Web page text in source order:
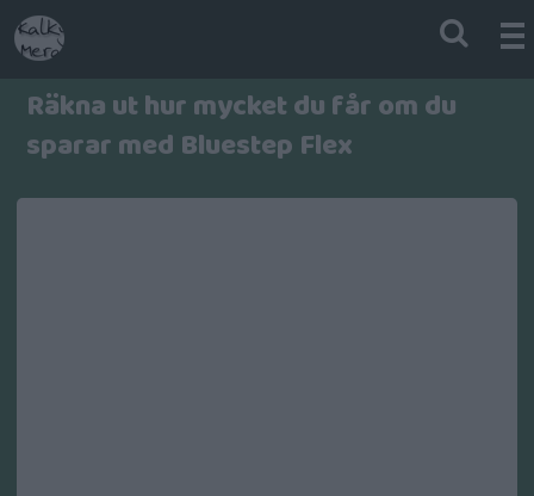
Räkna ut hur mycket du får om du
sparar med Bluestep Flex